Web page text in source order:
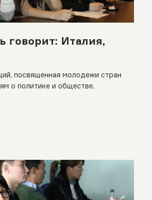
говорит: Италия,
посвященная молодежи стран
о политике и обществе.